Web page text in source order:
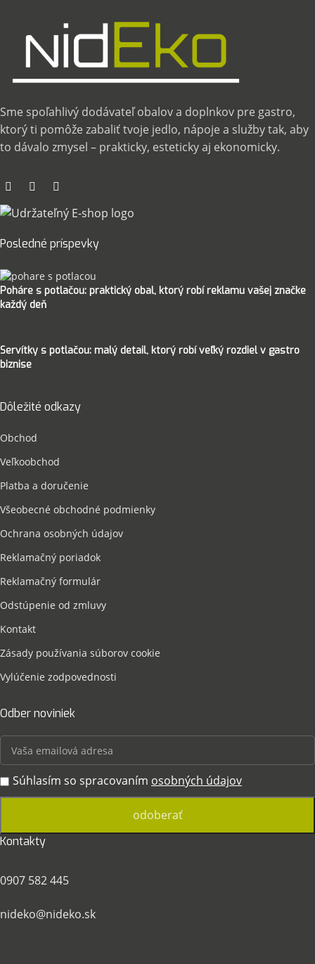
Sme spoľahlivý dodávateľ obalov a doplnkov pre gastro,
ktorý ti pomôže zabaliť tvoje jedlo, nápoje a služby tak, aby
to dávalo zmysel – prakticky, esteticky aj ekonomicky.
Posledné príspevky
Poháre s potlačou: praktický obal, ktorý robí reklamu vašej značke
každý deň
Servítky s potlačou: malý detail, ktorý robí veľký rozdiel v gastro
biznise
Dôležité odkazy
Obchod
Veľkoobchod
Platba a doručenie
Všeobecné obchodné podmienky
Ochrana osobných údajov
Reklamačný poriadok
Reklamačný formulár
Odstúpenie od zmluvy
Kontakt
Zásady používania súborov cookie
Vylúčenie zodpovednosti
Odber noviniek
Súhlasím so spracovaním osobných údajov
Kontakty
0907 582 445
nideko@nideko.sk